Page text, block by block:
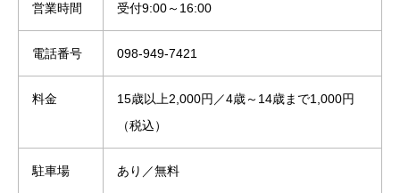
営業時間 受付9:00～16:00
電話番号 098-949-7421
料金
15歳以上2,000円／4歳～14歳まで1,000円
（税込）
駐車場 あり／無料